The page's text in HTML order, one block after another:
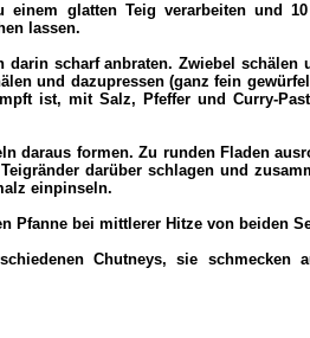
glatten Teig verarbeiten und
lassen.
darin scharf anbraten. Zwiebel schälen
und dazupressen (ganz fein
ist, mit Salz, Pfeffer und Curry-
daraus formen. Zu runden Fladen
darüber schlagen und
einpinseln.
Pfanne bei mittlerer Hitze von beiden
Chutneys, sie schmecken